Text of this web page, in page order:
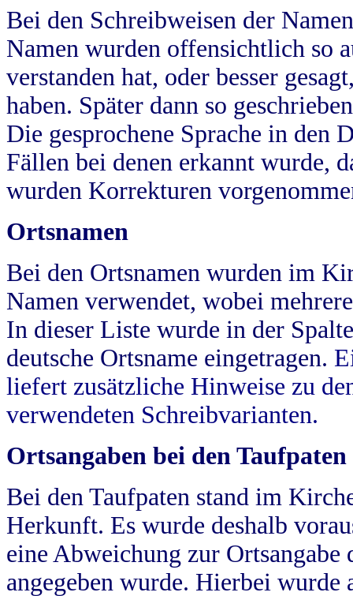
Bei den Schreibweisen der
Namen wurden offensichtlich so
verstanden hat, oder besser
haben. Später dann so
Die gesprochene Sprache in
Fällen bei denen erkannt wurde,
wurden Korrekturen
Ortsnamen
Bei den Ortsnamen wurden im
Namen verwendet, wobei
In dieser Liste wurde in der
deutsche Ortsname eingetragen.
liefert zusätzliche Hinweise zu
verwendeten Schreibvarianten.
Ortsangaben bei den Taufpaten
Bei den Taufpaten stand im
Herkunft. Es wurde deshalb
eine Abweichung zur
angegeben wurde. Hierbei wurde